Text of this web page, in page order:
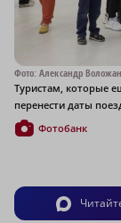
Фото: Александр
Туристам, которые
перенести даты
Фотобанк